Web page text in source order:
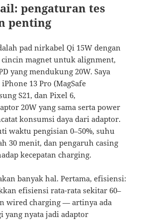
pengaturan tes
penting
pad nirkabel Qi 15W dengan
cincin magnet untuk alignment,
yang mendukung 20W. Saya
13 Pro (MagSafe
S21, dan Pixel 6,
20W yang sama serta power
konsumsi daya dari adaptor.
waktu pengisian 0–50%, suhu
30 menit, dan pengaruh casing
kecepatan charging.
banyak hal. Pertama, efisiensi:
efisiensi rata-rata sekitar 60–
wired charging — artinya ada
yang nyata jadi adaptor